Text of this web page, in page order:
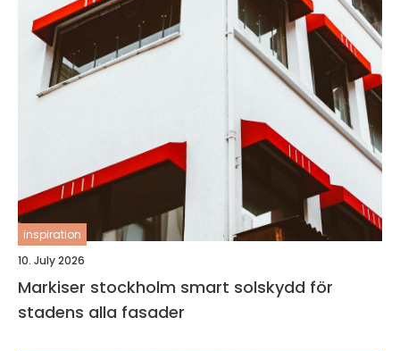
inspiration
10. July 2026
Markiser stockholm smart solskydd för
stadens alla fasader